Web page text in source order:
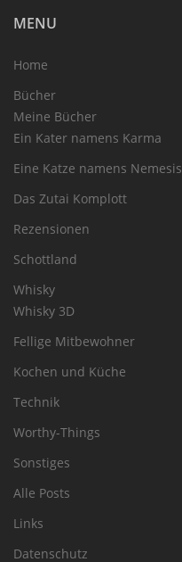
MENU
Home
Bücher
Meine Bücher
Ein Kater namens Karma
Eine Katze namens Nemesis
Das Zutai Komplott
Rezensionen
Schottland
Whisky
Whisky 3D
Fellige Mitbewohner
Kochen und Küche
Technik
Worthy-Things
Sonstiges
Alle Posts
Links
Datenschutz